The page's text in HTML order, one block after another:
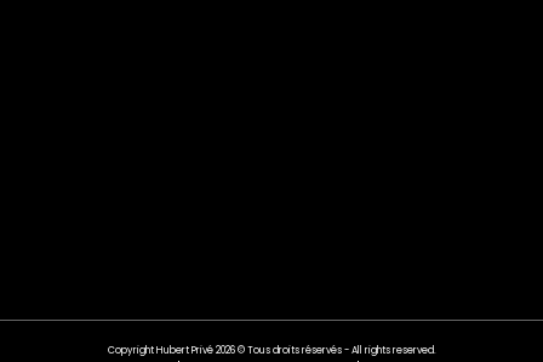
Copyright Hubert Privé 2026 © Tous droits réservés - All rights reserved.